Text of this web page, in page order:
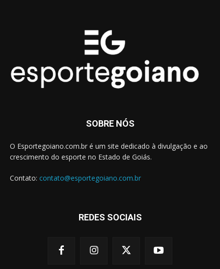
SOBRE NÓS
O Esportegoiano.com.br é um site dedicado à divulgação e ao
crescimento do esporte no Estado de Goiás.
Contato: contato@esportegoiano.com.br
REDES SOCIAIS